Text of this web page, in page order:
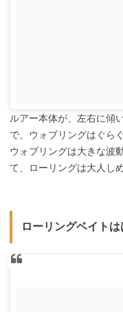
ルアー本体が、左右に傾
で、ウォブリングはぐら
ウォブリングは大きな波
て、ローリングは大人し
ローリングベイト